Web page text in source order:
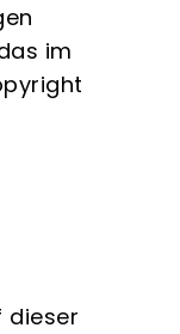
im
dieser